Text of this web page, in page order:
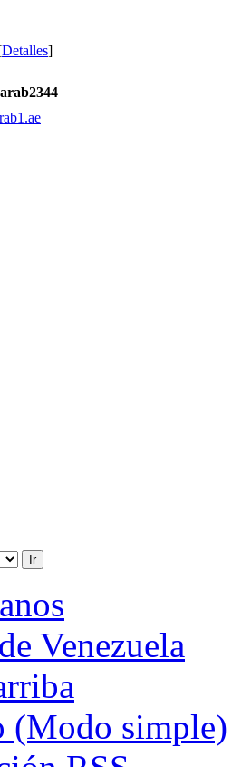
Detalles]
Venezuela
(Modo simple)